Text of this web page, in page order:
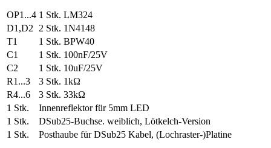
OP1...4 1 Stk. LM324
D1,D2
2 Stk. 1N4148
T1
1 Stk. BPW40
C1
1 Stk. 100nF/25V
C2
1 Stk. 10uF/25V
R1...3
3 Stk. 1kΩ
R4...6
3 Stk. 33kΩ
1 Stk.
Innenreflektor für 5mm LED
1 Stk.
DSub25-Buchse. weiblich, Lötkelch-Version
1 Stk.
Posthaube für DSub25 Kabel, (Lochraster-)Platine